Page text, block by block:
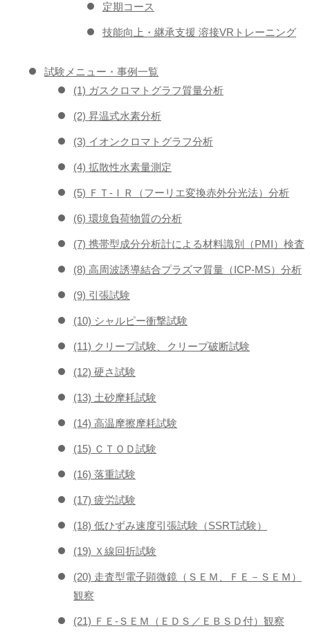
定期コース
技能向上・継承支援 溶接VRトレーニング
試験メニュー・事例一覧
(1) ガスクロマトグラフ質量分析
(2) 昇温式水素分析
(3) イオンクロマトグラフ分析
(4) 拡散性水素量測定
(5) ＦＴ-ＩＲ（フーリエ変換赤外分光法）分析
(6) 環境負荷物質の分析
(7) 携帯型成分分析計による材料識別（PMI）検査
(8) 高周波誘導結合プラズマ質量（ICP-MS）分析
(9) 引張試験
(10) シャルピー衝撃試験
(11) クリープ試験、クリープ破断試験
(12) 硬さ試験
(13) 土砂摩耗試験
(14) 高温摩擦摩耗試験
(15) ＣＴＯＤ試験
(16) 落重試験
(17) 疲労試験
(18) 低ひずみ速度引張試験（SSRT試験）
(19) Ｘ線回折試験
(20) 走査型電子顕微鏡（ＳＥＭ、ＦＥ－ＳＥＭ）
観察
(21) ＦＥ-ＳＥＭ（ＥＤＳ／ＥＢＳＤ付）観察